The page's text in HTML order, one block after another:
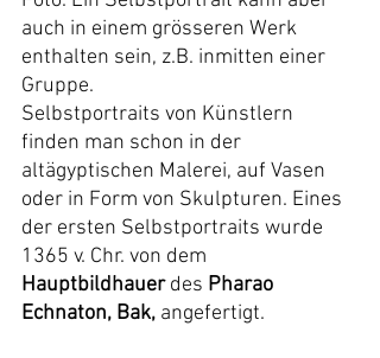
auch in einem grösseren Werk
enthalten sein, z.B. inmitten einer
Gruppe.
Selbstportraits von Künstlern
finden man schon in der
altägyptischen Malerei, auf Vasen
oder in Form von Skulpturen. Eines
der ersten Selbstportraits wurde
1365 v. Chr. von dem
Hauptbildhauer des Pharao
Echnaton, Bak, angefertigt.